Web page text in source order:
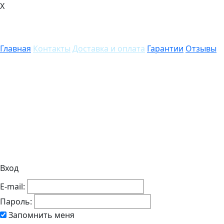
X
Главная Контакты Доставка и оплата Гарантии Отзывы
Вход
E-mail:
Пароль:
Запомнить меня